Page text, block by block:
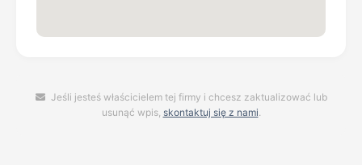
Jeśli jesteś właścicielem tej firmy i chcesz zaktualizować lub
usunąć wpis, skontaktuj się z nami.